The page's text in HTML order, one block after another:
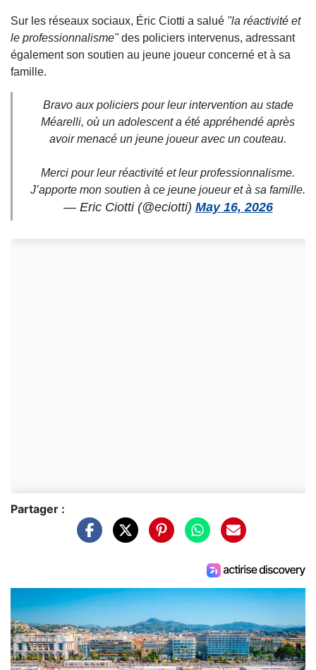
Sur les réseaux sociaux, Éric Ciotti a salué "la réactivité et
le professionnalisme"des policiers intervenus, adressant
également son soutien au jeune joueur concerné et à sa
famille.
Bravo aux policiers pour leur intervention au stade
Méarelli, où un adolescent a été appréhendé après
avoir menacé un jeune joueur avec un couteau.
Merci pour leur réactivité et leur professionnalisme.
J’apporte mon soutien à ce jeune joueur et à sa famille.
— Eric Ciotti (@eciotti) May 16, 2026
Partager :